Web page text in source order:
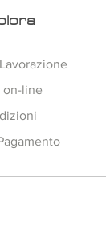
on-line